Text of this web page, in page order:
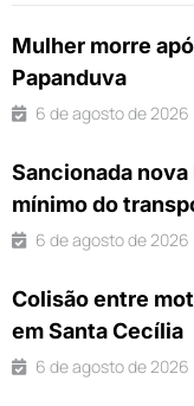
Mulher morre
Papanduva
6 de agosto de 2026
Sancionada
mínimo do
6 de agosto de 2026
Colisão entre
em Santa Cecília
6 de agosto de 2026